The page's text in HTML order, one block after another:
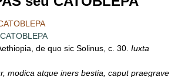
de quo sic Solinus, c. 30. Iuxta
modica atque iners bestia, caput praegrave